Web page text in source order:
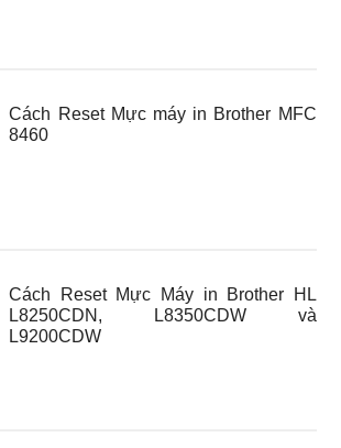
Cách Reset Mực máy in Brother MFC
8460
Cách Reset Mực Máy in Brother HL
L8250CDN, L8350CDW và
L9200CDW